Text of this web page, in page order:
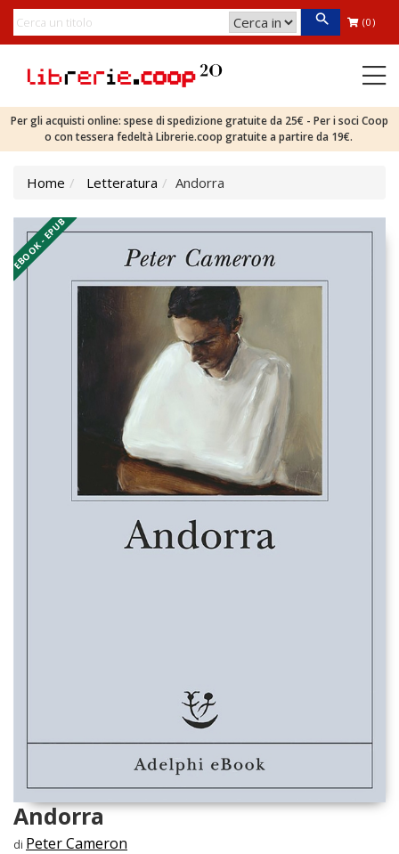
(0)
Per gli acquisti online: spese di spedizione gratuite da 25€ - Per i soci Coop
o con tessera fedeltà Librerie.coop gratuite a partire da 19€.
Home Letteratura Andorra
EBOOK - EPUB
Andorra
di Peter Cameron